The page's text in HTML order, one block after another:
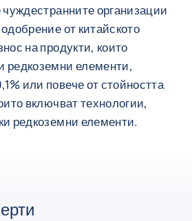
организации
от китайското
на продукти, които
редкоземни елементи,
или повече от стойността
включват технологии,
редкоземни елементи.